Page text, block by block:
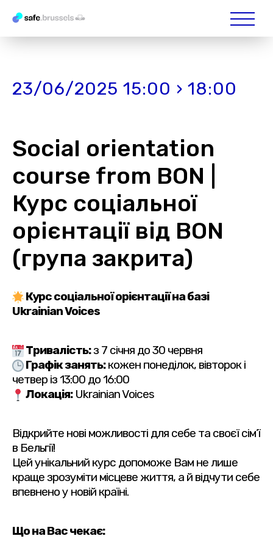
23/06/2025 15:00 › 18:00
Social orientation
course from BON |
Курс соціальної
орієнтації від BON
(група закрита)
Курс соціальної орієнтації на базі
Ukrainian Voices
Тривалість:з 7 січня до 30 червня
Графік занять:кожен понеділок, вівторок і
четвер із 13:00 до 16:00
Локація:Ukrainian Voices
Відкрийте нові можливості для себе та своєї сім’ї
в Бельгії!
Цей унікальний курс допоможе Вам не лише
краще зрозуміти місцеве життя, а й відчути себе
впевнено у новій країні.
Що на Вас чекає: